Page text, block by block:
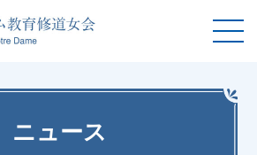
ニュース